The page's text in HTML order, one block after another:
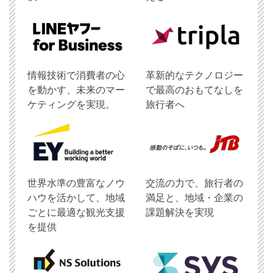
情報技術で消費者の心
を動かす、未来のマー
ケティングを実現。
革新的なテクノロジー
で最高のおもてなしを
旅行者へ
世界水準の豊富なノウ
ハウを活かして、地域
ごとに最適な観光支援
を提供
交流の力で、旅行者の
満足と、地域・企業の
課題解決を実現